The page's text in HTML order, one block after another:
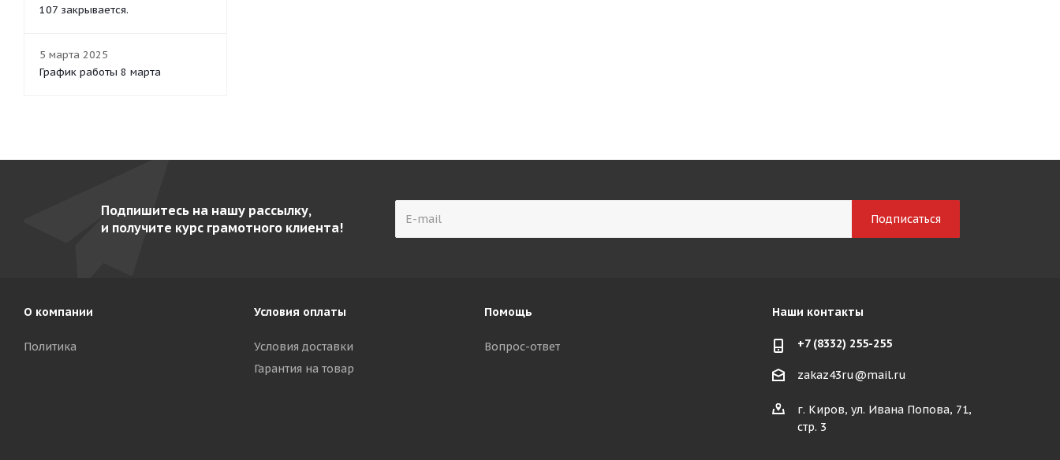
107 закрывается.
5 марта 2025
График работы 8 марта
Подпишитесь на нашу рассылку,
и получите курс грамотного клиента!
О компании
Политика
Условия оплаты
Условия доставки
Гарантия на товар
Помощь
Вопрос-ответ
Наши контакты
+7 (8332) 255-255
zakaz43ru@mail.ru
г. Киров, ул. Ивана Попова, 71,
стр. 3